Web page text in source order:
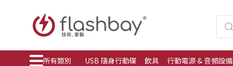
所有類別 USB 隨身行動碟 飲具 行動電源 & 音頻設備